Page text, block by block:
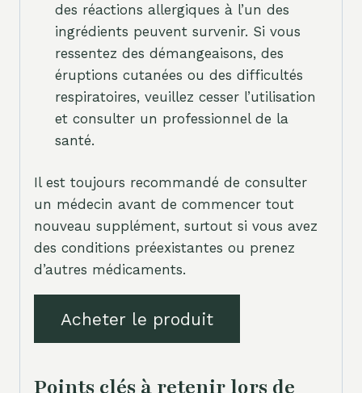
des réactions allergiques à l’un des
ingrédients peuvent survenir. Si vous
ressentez des démangeaisons, des
éruptions cutanées ou des difficultés
respiratoires, veuillez cesser l’utilisation
et consulter un professionnel de la
santé.
Il est toujours recommandé de consulter
un médecin avant de commencer tout
nouveau supplément, surtout si vous avez
des conditions préexistantes ou prenez
d’autres médicaments.
Acheter le produit